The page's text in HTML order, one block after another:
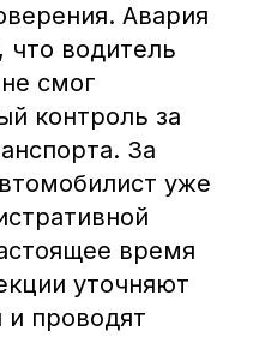
Авария
что водитель
смог
контроль за
За
уже
время
уточняют
и проводят